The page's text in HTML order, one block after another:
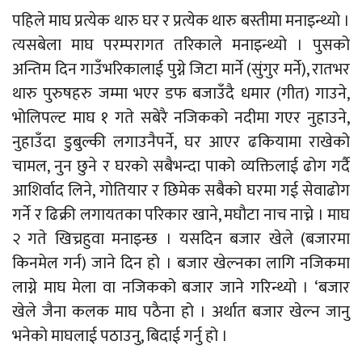
पहिले माघ प्रत्येक थारु घर र प्रत्येक थारु बस्तीमा मनाइन्थ्यो ।
त्यसबेला माघ परम्परागत तरिकाले मनाइन्थ्यो । पुसको
अन्तिम दिन गाउँभरिकालाई पुग्ने जिटा मार्ने (सुंगुर मर्ने), रातभर
थारु पुरुषहरु जम्मा भएर डफ बजाउँदै धमार (गीत) गाउने,
भोलिपल्ट माघ १ गते सबेरै नजिकको नदीमा गएर नुहाउने,
नुहाउँदा डुबुल्की लगाउनैपर्ने, घर आएर ढकियामा राखेको
चामल, नुन छुने र घरको सबैभन्दा पाको व्यक्तिलाई ढोग गर्दै
आशिर्वाद लिने, गोतियार र छिमेक सबैको घरमा गई सेवाढोग
गर्ने र ढिक्री लगायतका परिकार खाने, मघौटा नाच नाच्ने । माघ
२ गते खिच्रहुवा मनाइन्छ । यसदिन बजार खेले (बजारमा
किनमेल गर्न) जाने दिन हो । बजार खेल्नका लागि नजिकमा
लाग्ने माघ मेला वा नजिकको बजार जाने गरिन्थ्यो । ‘बजार
खेले जैना कलक माघ पठैना हो । अर्थात बजार खेल्न जानु
भनेको माघलाई पठाउनु, बिदाई गर्नु हो ।